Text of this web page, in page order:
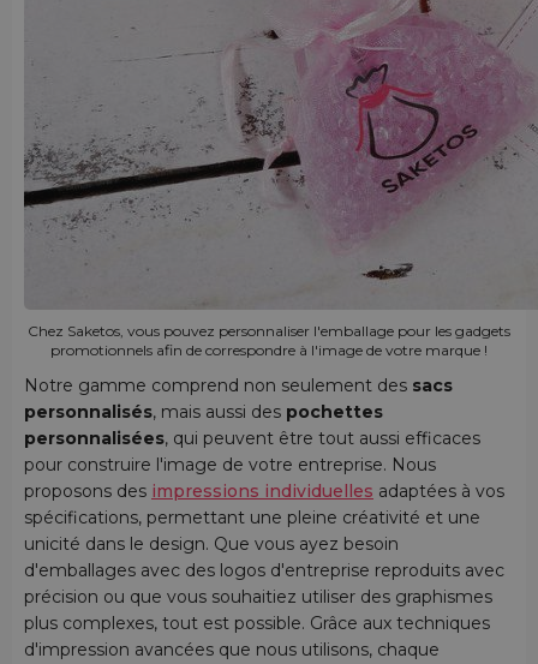
Chez Saketos, vous pouvez personnaliser l'emballage pour les gadgets
promotionnels afin de correspondre à l'image de votre marque !
Notre gamme comprend non seulement des sacs
personnalisés, mais aussi des pochettes
personnalisées, qui peuvent être tout aussi efficaces
pour construire l'image de votre entreprise. Nous
proposons des impressions individuelles adaptées à vos
spécifications, permettant une pleine créativité et une
unicité dans le design. Que vous ayez besoin
d'emballages avec des logos d'entreprise reproduits avec
précision ou que vous souhaitiez utiliser des graphismes
plus complexes, tout est possible. Grâce aux techniques
d'impression avancées que nous utilisons, chaque